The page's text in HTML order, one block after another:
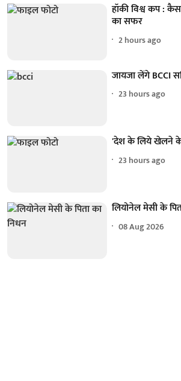
हॉकी विश्व कप :
का सफर
2 hours ago
जायजा लेंगे BCCI
23 hours ago
'देश के लिये खेलने
23 hours ago
लियोनेल मेसी के
08 Aug 2026